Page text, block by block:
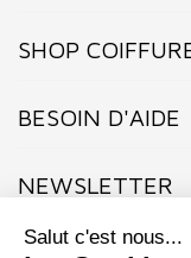
SHOP
BESOIN D'AIDE
NEWSLETTER
Inscrivez-vous dès